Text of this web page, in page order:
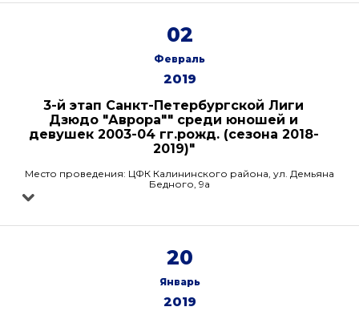
02
Февраль
2019
3-й этап Санкт-Петербургской Лиги
Дзюдо "Аврора"" среди юношей и
девушек 2003-04 гг.рожд. (сезона 2018-
2019)"
Место проведения: ЦФК Калининского района, ул. Демьяна
Бедного, 9а
20
Январь
2019